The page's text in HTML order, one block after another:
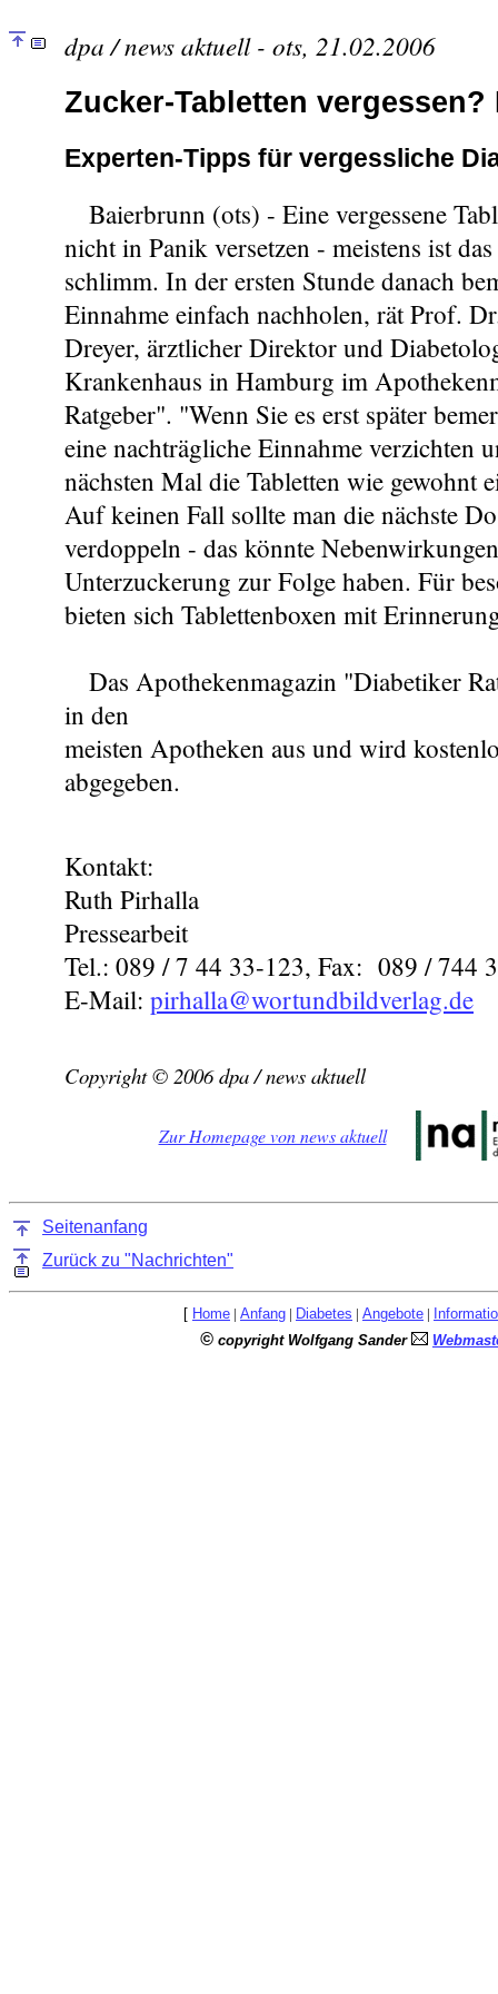
dpa / news aktuell - ots, 21.02.2006
Zucker-Tabletten vergessen?
Experten-Tipps für vergessliche
Baierbrunn (ots) - Eine vergessene
nicht in Panik versetzen - meistens ist
schlimm. In der ersten Stunde danach
Einnahme einfach nachholen, rät Prof.
Dreyer, ärztlicher Direktor und
Krankenhaus in Hamburg im
Ratgeber". "Wenn Sie es erst später
eine nachträgliche Einnahme verzichten
nächsten Mal die Tabletten wie gewohnt
Auf keinen Fall sollte man die nächste
verdoppeln - das könnte
Unterzuckerung zur Folge haben. Für
bieten sich Tablettenboxen mit
Das Apothekenmagazin "Diabetiker
in den
meisten Apotheken aus und wird
abgegeben.
Kontakt:
Ruth Pirhalla
Pressearbeit
Tel.: 089 / 7 44 33-123, Fax: 089 / 744
E-Mail: pirhalla@wortundbildverlag.de
Copyright © 2006 dpa / news aktuell
Zur Homepage von news aktuell
Seitenanfang
Zurück zu "Nachrichten"
[ Home | Anfang | Diabetes | Angebote |
© copyright Wolfgang Sander